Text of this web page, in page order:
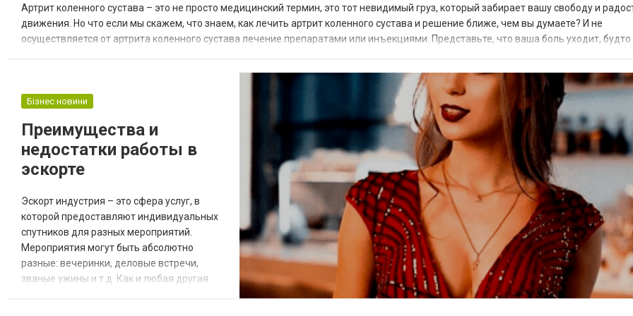
Артрит коленного сустава – это не просто медицинский термин, это тот невидимый груз, который забирает вашу свободу и
движения. Но что если мы скажем, что знаем, как лечить артрит коленного сустава и решение ближе, чем вы думаете? И не
осуществляется от артрита коленного сустава лечение препаратами или инъекциями. Представьте, что ваша боль уходит, будто
Бізнес новини
Преимущества и
недостатки работы в
эскорте
Эскорт индустрия – это сфера услуг, в
которой предоставляют индивидуальных
спутников для разных мероприятий.
Мероприятия могут быть абсолютно
разные: вечеринки, деловые встречи,
званые ужины и т.д. Как и любая другая